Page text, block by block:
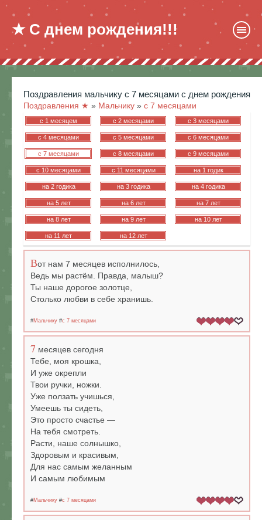
★ С днем рождения!!!
поздравления мальчику c 7 месяцами с днем рождения
Поздравления ★ » Мальчику » c 7 месяцами
c 1 месяцем c 2 месяцами c 3 месяцами
c 4 месяцами c 5 месяцами c 6 месяцами
c 7 месяцами c 8 месяцами c 9 месяцами
c 10 месяцами c 11 месяцами на 1 годик
на 2 годика на 3 годика на 4 годика
на 5 лет на 6 лет на 7 лет
на 8 лет на 9 лет на 10 лет
на 11 лет на 12 лет
Вот нам 7 месяцев исполнилось,
Ведь мы растём. Правда, малыш?
Ты наше дорогое золотце,
Столько любви в себе хранишь.
#Мальчику #c 7 месяцами
7 месяцев сегодня
Тебе, моя крошка,
И уже окрепли
Твои ручки, ножки.
Уже ползать учишься,
Умеешь ты сидеть,
Это просто счастье —
На тебя смотреть.
Расти, наше солнышко,
Здоровым и красивым,
Для нас самым желанным
И самым любимым
#Мальчику #c 7 месяцами